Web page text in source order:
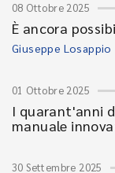
08 Ottobre 2025
È ancora
Giuseppe Losappio
01 Ottobre 2025
I quarant'anni
manuale
30 Settembre 2025